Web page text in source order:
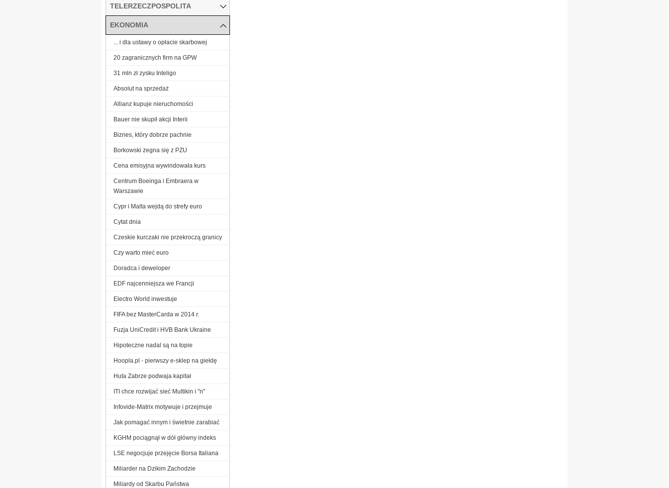
TELERZECZPOSPOLITA
EKONOMIA
... i dla ustawy o opłacie skarbowej
20 zagranicznych firm na GPW
31 mln zł zysku Inteligo
Absolut na sprzedaż
Allianz kupuje nieruchomości
Bauer nie skupił akcji Interii
Biznes, który dobrze pachnie
Borkowski żegna się z PZU
Cena emisyjna wywindowała kurs
Centrum Boeinga i Embraera w
Warszawie
Cypr i Malta wejdą do strefy euro
Cytat dnia
Czeskie kurczaki nie przekroczą granicy
Czy warto mieć euro
Doradca i deweloper
EDF najcenniejsza we Francji
Electro World inwestuje
FIFA bez MasterCarda w 2014 r.
Fuzja UniCredit i HVB Bank Ukraine
Hipoteczne nadal są na topie
Hoopla.pl - pierwszy e-sklep na giełdę
Huta Zabrze podwaja kapitał
ITI chce rozwijać sieć Multikin i "n"
Infovide-Matrix motywuje i przejmuje
Jak pomagać innym i świetnie zarabiać
KGHM pociągnął w dół główny indeks
LSE negocjuje przejęcie Borsa Italiana
Miliarder na Dzikim Zachodzie
Miliardy od Skarbu Państwa